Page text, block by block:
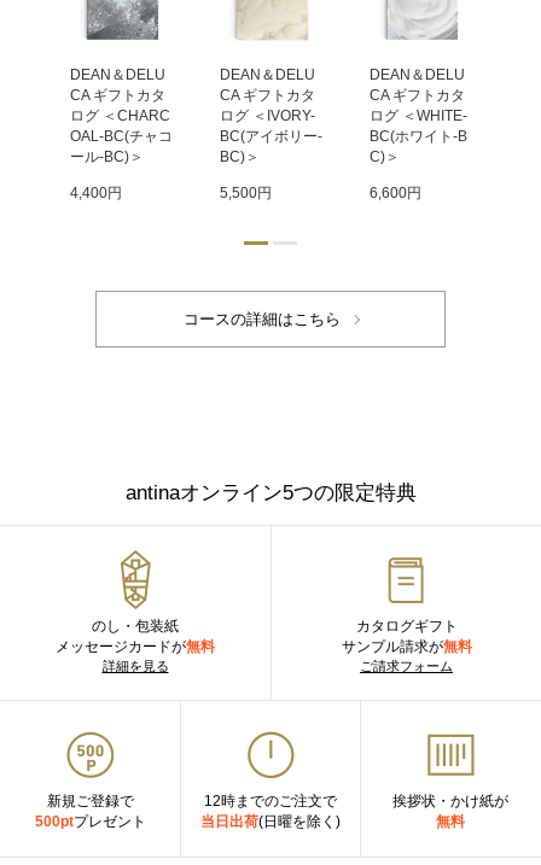
DEAN＆DELU
CA ギフトカタ
ログ ＜CHARC
OAL-BC(チャコ
ール-BC)＞
4,400円
DEAN＆DELU
CA ギフトカタ
ログ ＜IVORY-
BC(アイボリー-
BC)＞
5,500円
DEAN＆DELU
CA ギフトカタ
ログ ＜WHITE-
BC(ホワイト-B
C)＞
6,600円
antinaオンライン5つの限定特典
のし・包装紙
メッセージカードが無料
詳細を見る
カタログギフト
サンプル請求が無料
ご請求フォーム
新規ご登録で
500ptプレゼント
12時までのご注文で
当日出荷(日曜を除く)
挨拶状・かけ紙が
無料